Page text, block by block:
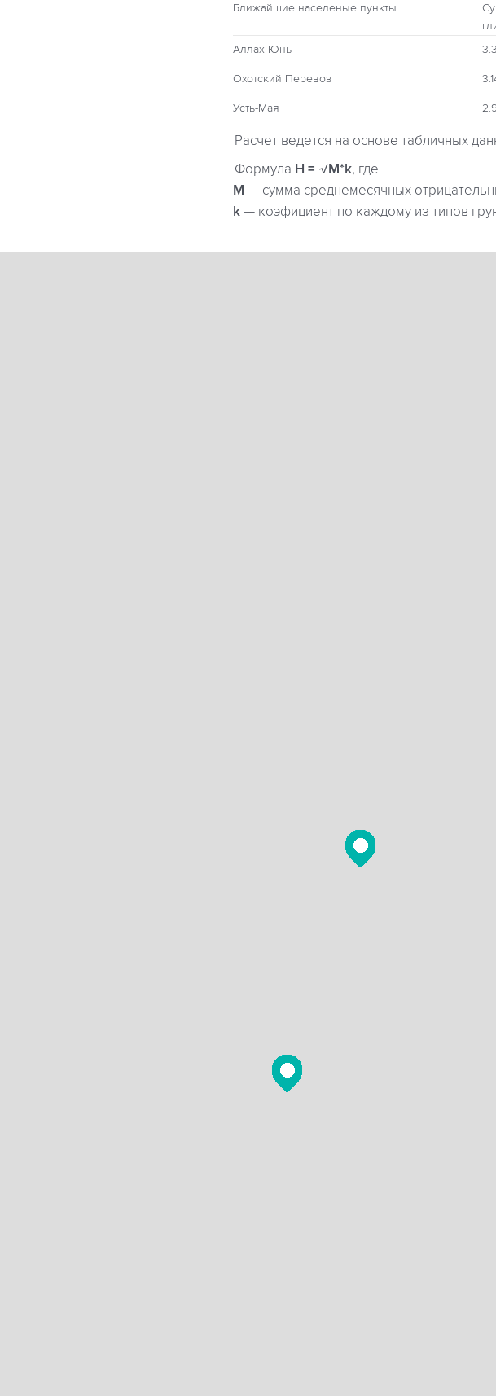
Ближайшие населеные пункты
Аллах-Юнь
Охотский Перевоз
Усть-Мая
Расчет ведется на основе табличных
Формула H = √M*k, где
М — сумма среднемесячных
k — коэфициент по каждому из типов